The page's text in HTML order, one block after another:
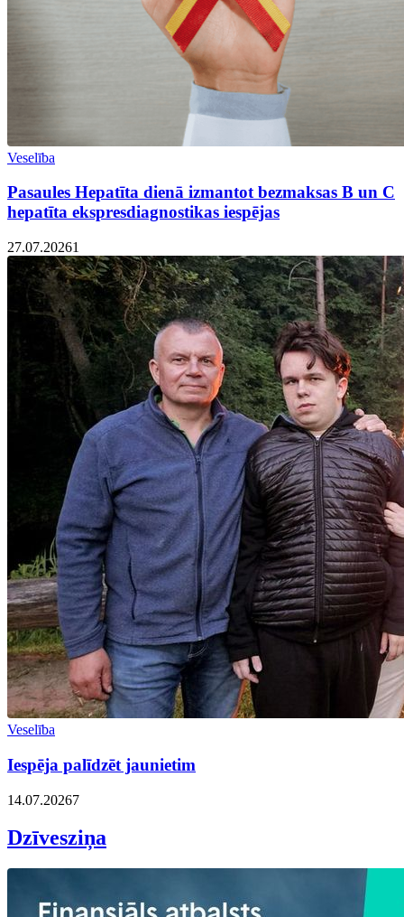
Veselība
Pasaules Hepatīta dienā izmantot bezmaksas B un C
hepatīta ekspresdiagnostikas iespējas
27.07.20261
Veselība
Iespēja palīdzēt jaunietim
14.07.20267
Dzīvesziņa